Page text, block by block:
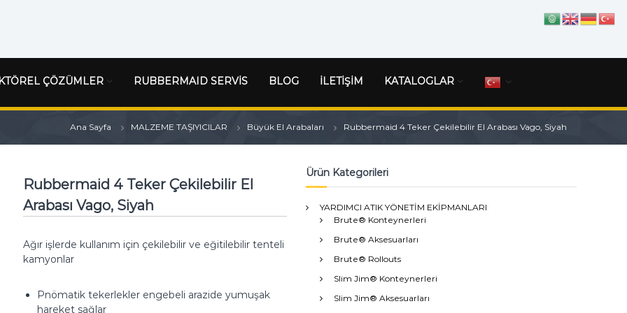
ÇÖZÜMLER RUBBERMAID SERVİS BLOG İLETİŞİM KATALOGLAR
Ana Sayfa MALZEME TAŞIYICILAR Büyük El Arabaları Rubbermaid 4 Teker Çekilebilir El Arabası Vago, Siyah
Rubbermaid 4 Teker Çekilebilir El
Arabası Vago, Siyah
Ağır işlerde kullanım için çekilebilir ve eğitilebilir tenteli
kamyonlar
Pnömatik tekerlekler engebeli arazide yumuşak
hareket sağlar
Ürün Kategorileri
YARDIMCI ATIK YÖNETİM EKİPMANLARI
Brute® Konteynerleri
Brute® Aksesuarları
Brute® Rollouts
Slim Jim® Konteynerleri
Slim Jim® Aksesuarları